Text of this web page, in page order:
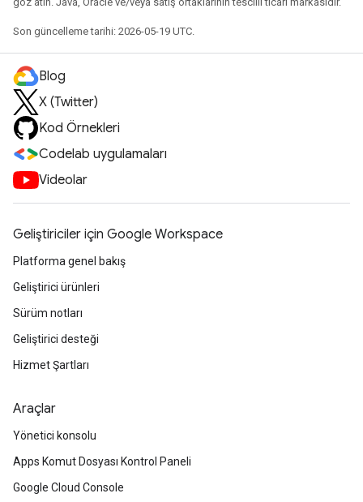
Son güncelleme tarihi: 2026-05-19 UTC.
Blog
X (Twitter)
Kod Örnekleri
Codelab uygulamaları
Videolar
Geliştiriciler için Google Workspace
Platforma genel bakış
Geliştirici ürünleri
Sürüm notları
Geliştirici desteği
Hizmet Şartları
Araçlar
Yönetici konsolu
Apps Komut Dosyası Kontrol Paneli
Google Cloud Console